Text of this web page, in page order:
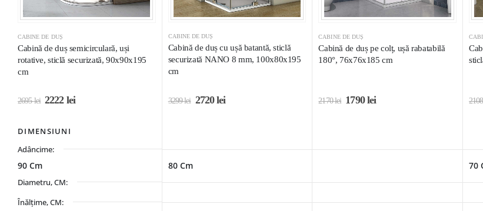
CABINE DE DUȘ
Cabină de duș semicirculară, uși
rotative, sticlă securizată, 90x90x195
cm
2695lei 2222 lei
CABINE DE DUȘ
Cabină de duș cu ușă batantă, sticlă
securizată NANO 8 mm, 100x80x195
cm
3299lei 2720lei
CABINE DE DUȘ
Cabină de duș pe colț, ușă rabatabilă
180°, 76x76x185 cm
2170lei 1790lei
DIMENSIUNI
Adâncime:
90 Cm 80 Cm 70
Diametru, CM:
Înălțime, CM: